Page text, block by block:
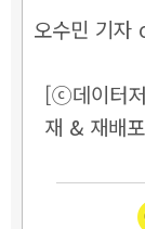
오수민 기
[ⓒ데이터
재 & 재배